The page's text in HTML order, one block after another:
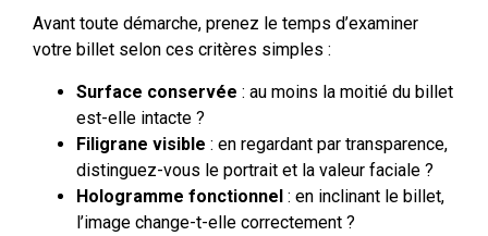
Avant toute démarche, prenez le temps d’examiner
votre billet selon ces critères simples :
Surface conservée : au moins la moitié du billet
est-elle intacte ?
Filigrane visible : en regardant par transparence,
distinguez-vous le portrait et la valeur faciale ?
Hologramme fonctionnel : en inclinant le billet,
l’image change-t-elle correctement ?